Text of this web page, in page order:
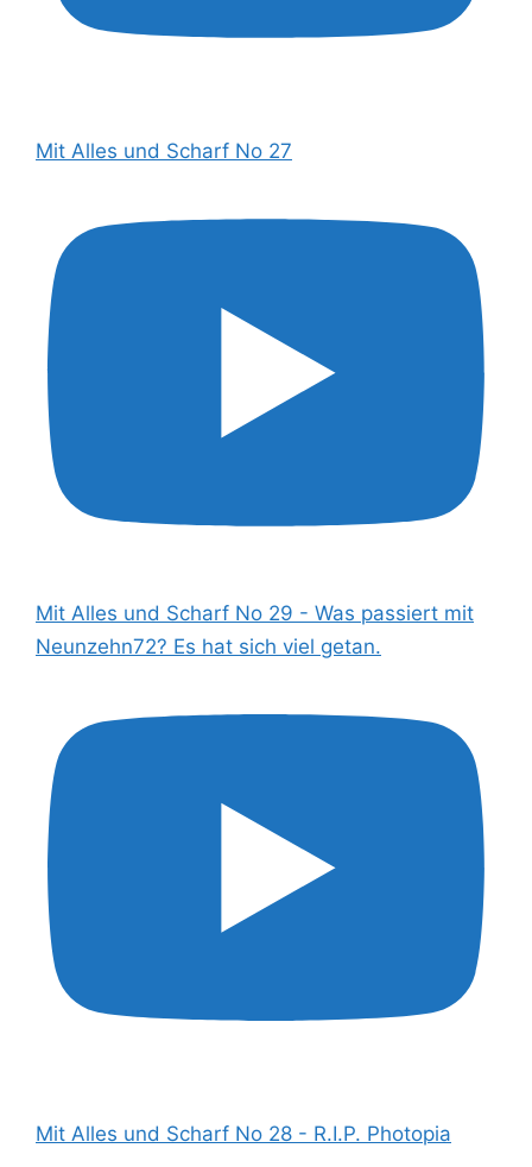
Mit Alles und Scharf No 27
Mit Alles und Scharf No 29 - Was passiert mit
Neunzehn72? Es hat sich viel getan.
Mit Alles und Scharf No 28 - R.I.P. Photopia